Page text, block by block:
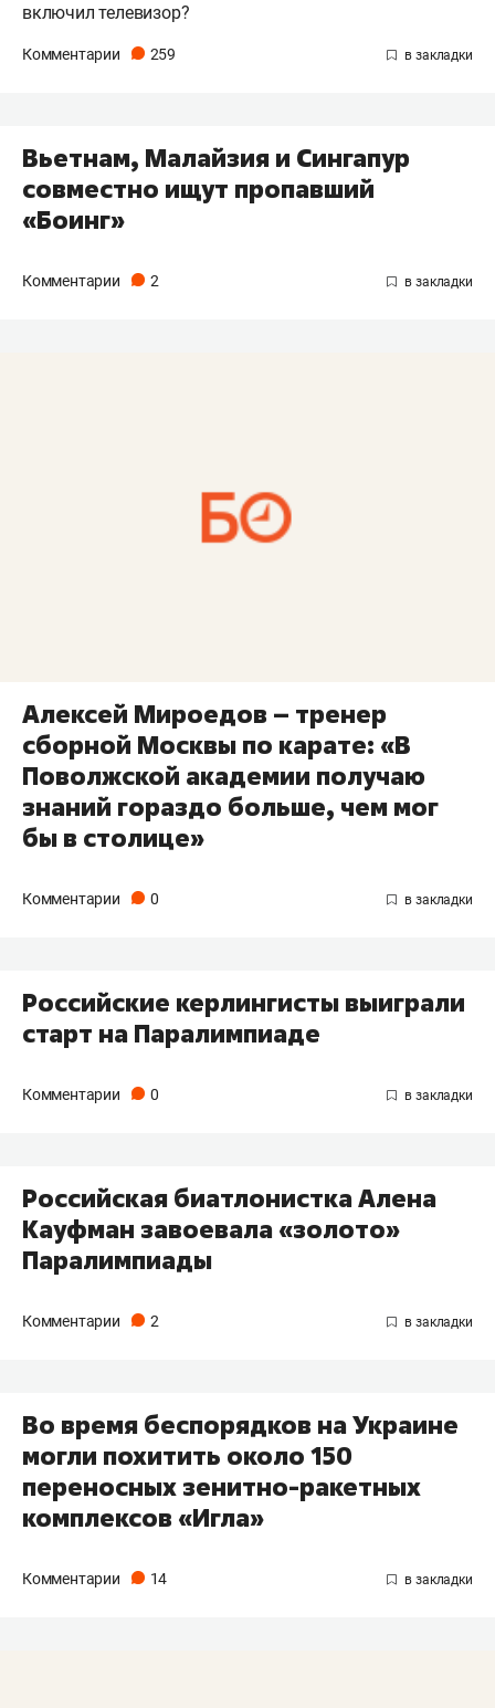
включил телевизор?
Комментарии 259
Вьетнам, Малайзия и Сингапур
совместно ищут пропавший
«Боинг»
Комментарии 2
Алексей Мироедов – тренер
сборной Москвы по карате: «В
Поволжской академии получаю
знаний гораздо больше, чем мог
бы в столице»
Комментарии 0
Российские керлингисты выиграли
старт на Паралимпиаде
Комментарии 0
Российская биатлонистка Алена
Кауфман завоевала «золото»
Паралимпиады
Комментарии 2
Во время беспорядков на Украине
могли похитить около 150
переносных зенитно-ракетных
комплексов «Игла»
Комментарии 14